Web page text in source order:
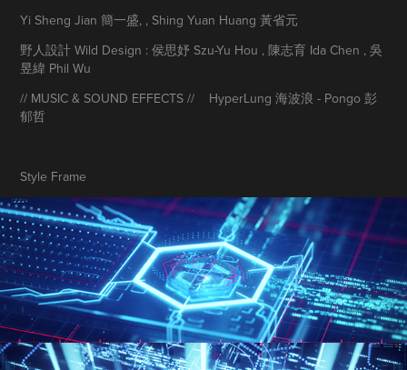
Yi Sheng Jian 簡一盛, , Shing Yuan Huang 黃省元
野人設計 Wild Design : 侯思妤 Szu-Yu Hou , 陳志育 Ida Chen , 吳
昱緯 Phil Wu
// MUSIC & SOUND EFFECTS //
HyperLung 海波浪 - Pongo 彭
郁哲
Style Frame